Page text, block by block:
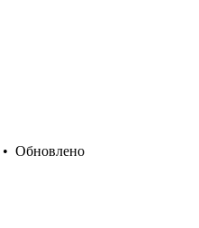
• Обновлено